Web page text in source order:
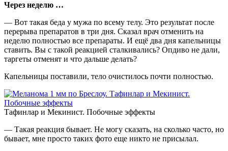
Через неделю …
— Вот такая беда у мужа по всему телу. Это результат после
перерыва препаратов в три дня. Сказал врач отменить на
неделю полностью все препараты. И ещё два дня капельницы
ставить. Вы с такой реакцией сталкивались? Опдиво не дали,
таргеты отменят и что дальше делать?
Капельницы поставили, тело очистилось почти полностью.
Тафинлар и Мекинист. Побочные эффекты
— Такая реакция бывает. Не могу сказать, на сколько часто, но
бывает, мне просто таких фото еще никто не присылал.